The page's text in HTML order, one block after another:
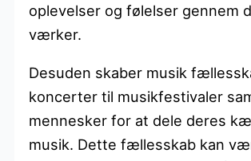
oplevelser og følelser gennem
værker.
Desuden skaber musik
koncerter til musikfestivaler
mennesker for at dele deres
musik. Dette fællesskab kan